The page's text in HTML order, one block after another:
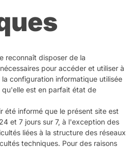
reconnaît disposer de la
pour accéder et utiliser à
configuration informatique utilisée
est en parfait état de
été informé que le présent site est
et 7 jours sur 7, à l'exception des
liées à la structure des réseaux
techniques. Pour des raisons